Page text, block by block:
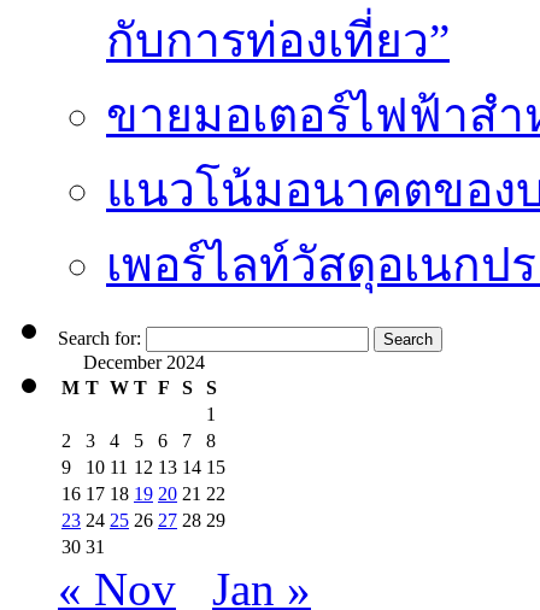
กับการท่องเที่ยว”
ขายมอเตอร์ไฟฟ้าส
แนวโน้มอนาคตของ
เพอร์ไลท์วัสดุอเนก
Search for:
December 2024
M T W T F S
S
1
2
3 4 5 6 7
8
9
10 11 12 13 14 15
16 17 18 19 20 21 22
23 24 25 26 27 28 29
30 31
« Nov Jan »